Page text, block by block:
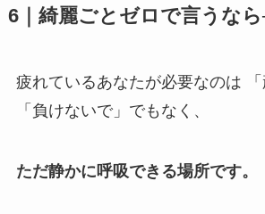
6｜綺麗ごとゼロで言うな
疲れているあなたが必要なのは
「負けないで」でもなく、
ただ静かに呼吸できる場所です。